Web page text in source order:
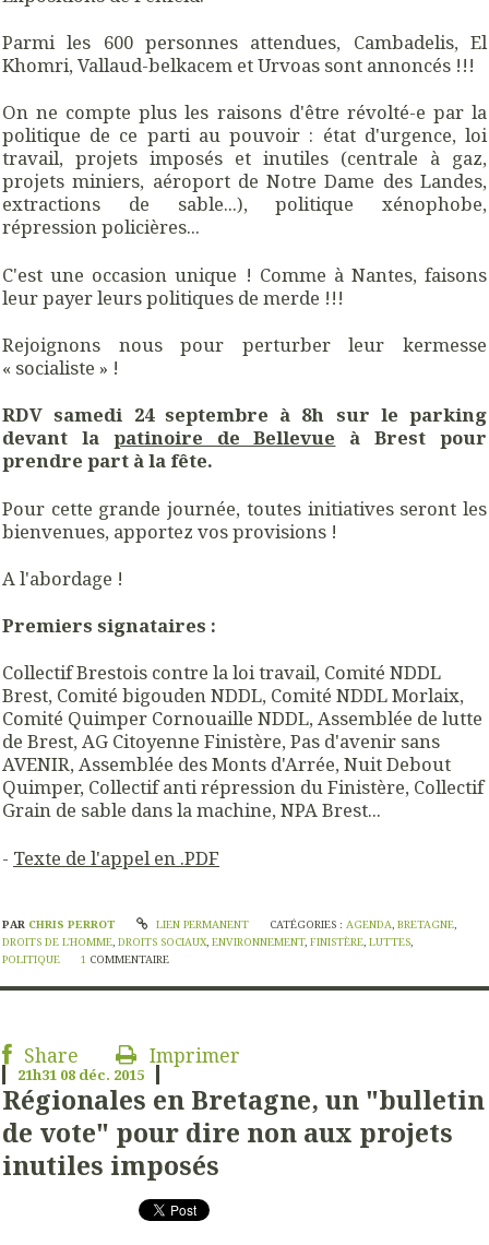
Parmi les 600 personnes attendues, Cambadelis, El
Khomri, Vallaud-belkacem et Urvoas sont annoncés !!!
On ne compte plus les raisons d'être révolté-e par la
politique de ce parti au pouvoir : état d'urgence, loi
travail, projets imposés et inutiles (centrale à gaz,
projets miniers, aéroport de Notre Dame des Landes,
extractions de sable...), politique xénophobe,
répression policières...
C'est une occasion unique ! Comme à Nantes, faisons
leur payer leurs politiques de merde !!!
Rejoignons nous pour perturber leur kermesse
« socialiste » !
RDV samedi 24 septembre à 8h sur le parking
devant la patinoire de Bellevue à Brest pour
prendre part à la fête.
Pour cette grande journée, toutes initiatives seront les
bienvenues, apportez vos provisions !
A l'abordage !
Premiers signataires :
Collectif Brestois contre la loi travail, Comité NDDL
Brest, Comité bigouden NDDL, Comité NDDL Morlaix,
Comité Quimper Cornouaille NDDL, Assemblée de lutte
de Brest, AG Citoyenne Finistère, Pas d'avenir sans
AVENIR, Assemblée des Monts d'Arrée, Nuit Debout
Quimper, Collectif anti répression du Finistère, Collectif
Grain de sable dans la machine, NPA Brest...
- Texte de l'appel en .PDF
PAR CHRIS PERROT LIEN PERMANENT CATÉGORIES :AGENDA,BRETAGNE,
DROITS DE L'HOMME, DROITS SOCIAUX, ENVIRONNEMENT, FINISTÈRE, LUTTES,
POLITIQUE
1 COMMENTAIRE
Share Imprimer
21h31 08 déc. 2015
Régionales en Bretagne, un "bulletin
de vote" pour dire non aux projets
inutiles imposés